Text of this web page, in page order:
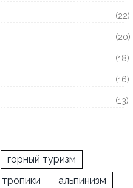
(22)
(20)
(18)
(16)
(13)
горный туризм
тропики
альпинизм